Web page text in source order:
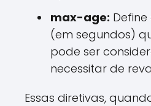
max-age:
(em segundos)
pode ser
necessitar de
Essas diretivas,